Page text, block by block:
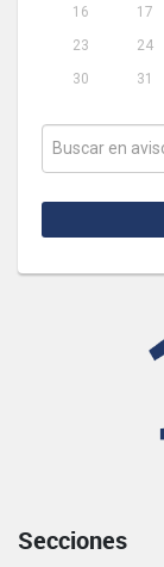
16
17
23
24
30
31
Secciones